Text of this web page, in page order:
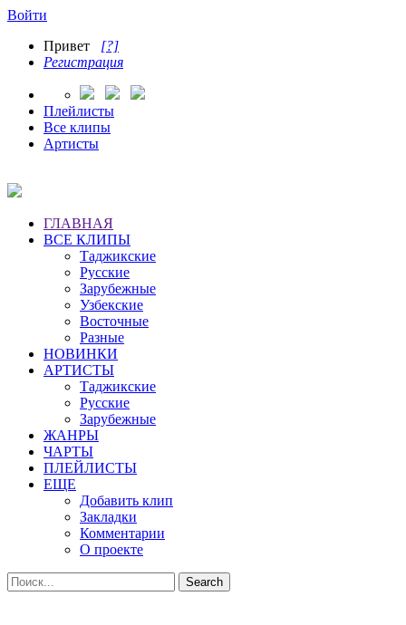
Войти
Привет [?]
Регистрация
Плейлисты
Все клипы
Артисты
ГЛАВНАЯ
ВСЕ КЛИПЫ
Таджикские
Русские
Зарубежные
Узбекские
Восточные
Разные
НОВИНКИ
АРТИСТЫ
Таджикские
Русские
Зарубежные
ЖАНРЫ
ЧАРТЫ
ПЛЕЙЛИСТЫ
ЕЩЕ
Добавить клип
Закладки
Комментарии
О проекте